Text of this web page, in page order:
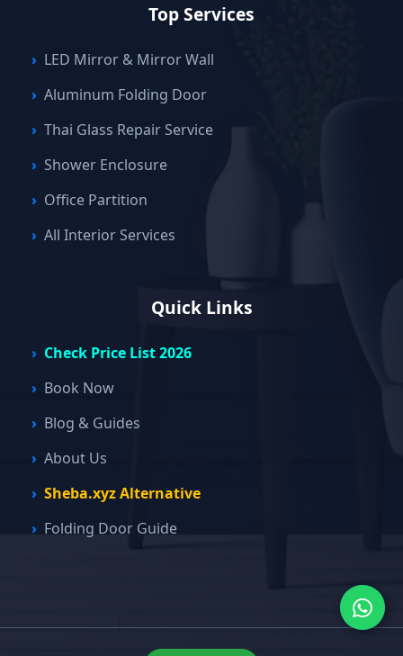
Top Services
LED Mirror & Mirror Wall
Aluminum Folding Door
Thai Glass Repair Service
Shower Enclosure
Office Partition
All Interior Services
Quick Links
Check Price List 2026
Book Now
Blog & Guides
About Us
Sheba.xyz Alternative
Folding Door Guide